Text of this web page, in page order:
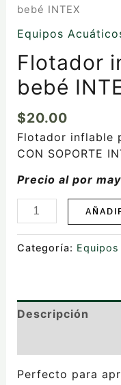
bebé INTEX
Equipos
Flotador
bebé
$20.00
Flotador inflable
CON SOPORTE
Precio al por
Categoría:
Descripción
Perfecto para